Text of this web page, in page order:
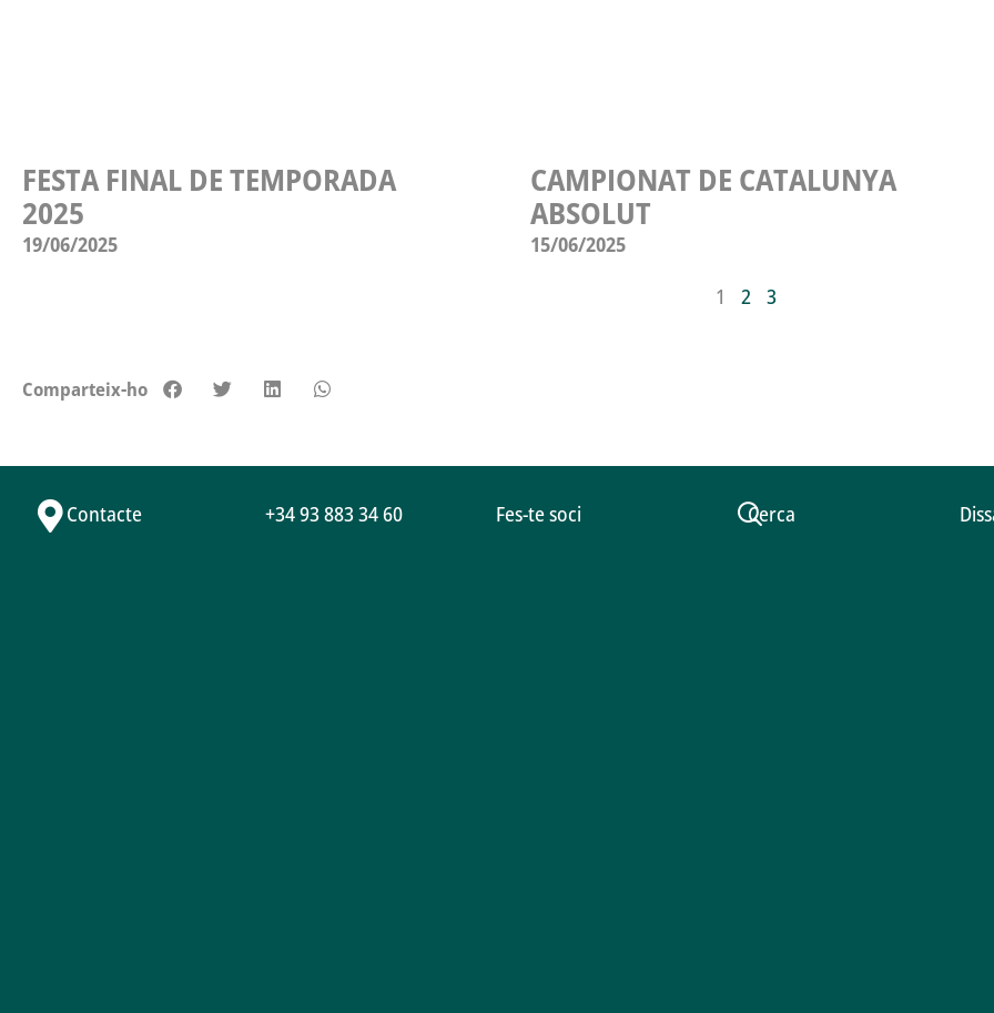
FESTA FINAL DE TEMPORADA
2025
19/06/2025
CAMPIONAT DE CATALUNYA
ABSOLUT
15/06/2025
1 2 3
Comparteix-ho
Contacte +34 93 883 34 60 Fes-te soci Cerca